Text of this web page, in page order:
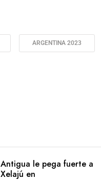
ARGENTINA 2023
Antigua le pega fuerte a
Xelajú en